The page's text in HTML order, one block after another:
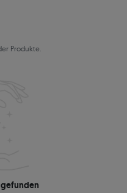
Produkte.